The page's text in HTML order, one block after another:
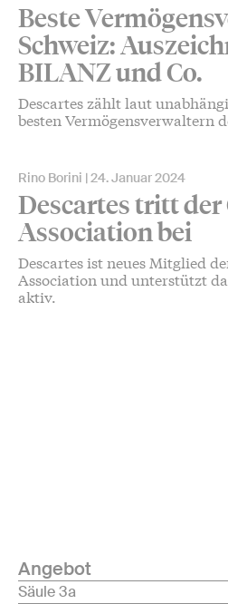
Beste
Schweiz:
BILANZ und Co.
Descartes zählt laut
besten Vermögensverwaltern
Rino Borini 24. Januar 2024
Descartes tritt
Association bei
Descartes ist neues Mitglied
Association und unterstützt
aktiv.
Angebot
Säule 3a